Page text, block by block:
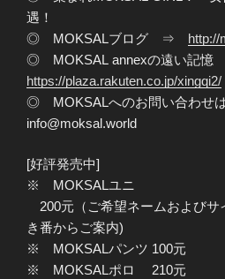
遇！
◎ MOKSALブログ ⇒ http://
◎ MOKSAL annexの遠い記
https://plaza.rakuten.co.jp/xingqi2/
◎ MOKSALへのお問い合わ
info@moksal.world
[好評発売中]
※ MOKSALユニ
200元（ご希望ネームおよびサ
き番からご案内)
※ MOKSALパンツ 100元
※ MOKSALポロ 210元